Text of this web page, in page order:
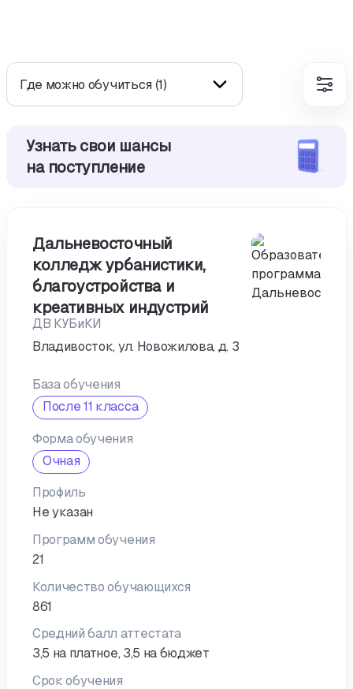
Где можно обучиться (1)
Узнать свои шансы
на поступление
Дальневосточный
колледж урбанистики,
благоустройства и
креативных индустрий
ДВ КУБиКИ
Владивосток, ул. Новожилова, д. 3
База обучения
После 11 класса
Форма обучения
Очная
Профиль
Не указан
Программ обучения
21
Количество обучающихся
861
Средний балл аттестата
3,5 на платное, 3,5 на бюджет
Срок обучения